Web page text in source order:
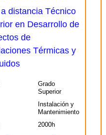
Grado
Superior
Instalación y
Mantenimiento
2000h